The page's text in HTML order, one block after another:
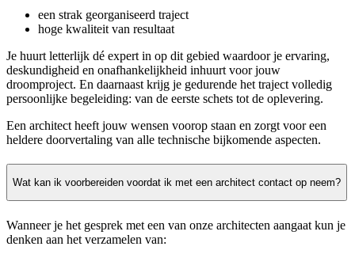
een strak georganiseerd traject
hoge kwaliteit van resultaat
Je huurt letterlijk dé expert in op dit gebied waardoor je ervaring,
deskundigheid en onafhankelijkheid inhuurt voor jouw
droomproject. En daarnaast krijg je gedurende het traject volledig
persoonlijke begeleiding: van de eerste schets tot de oplevering.
Een architect heeft jouw wensen voorop staan en zorgt voor een
heldere doorvertaling van alle technische bijkomende aspecten.
Wat kan ik voorbereiden voordat ik met een architect contact op neem?
Wanneer je het gesprek met een van onze architecten aangaat kun je
denken aan het verzamelen van: